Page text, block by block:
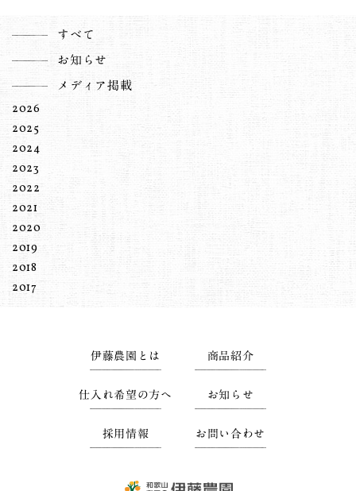
すべて
お知らせ
メディア掲載
2026
2025
2024
2023
2022
2021
2020
2019
2018
2017
伊藤農園とは 商品紹介
仕入れ希望の方へ お知らせ
採用情報 お問い合わせ